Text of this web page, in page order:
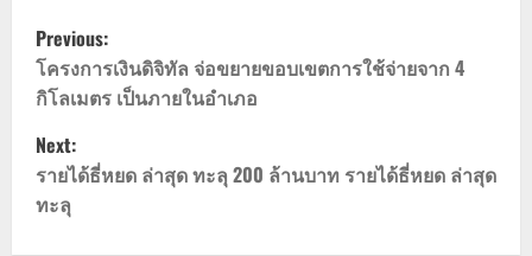
P
o
s
t
n
Previous:
โครงการเงินดิจิทัล จ่อขยายขอบเขตการใช้จ่ายจาก 4
กิโลเมตร เป็นภายในอำเภอ
Next:
รายได้ธี่หยด ล่าสุด ทะลุ 200 ล้านบาท รายได้ธี่หยด ล่าสุด
ทะลุ